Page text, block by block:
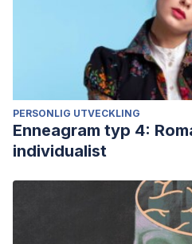
PERSONLIG UTVECKLING
Enneagram typ 4:
individualist